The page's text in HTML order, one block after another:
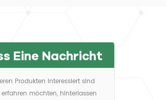
Eine Nachricht
Produkten interessiert sind
möchten, hinterlassen